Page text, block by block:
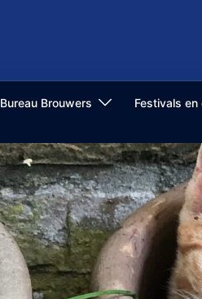
Bureau Brouwers Festivals